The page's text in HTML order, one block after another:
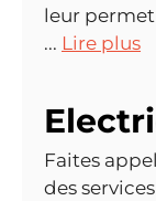
leur
... Lire plus
Faites
des